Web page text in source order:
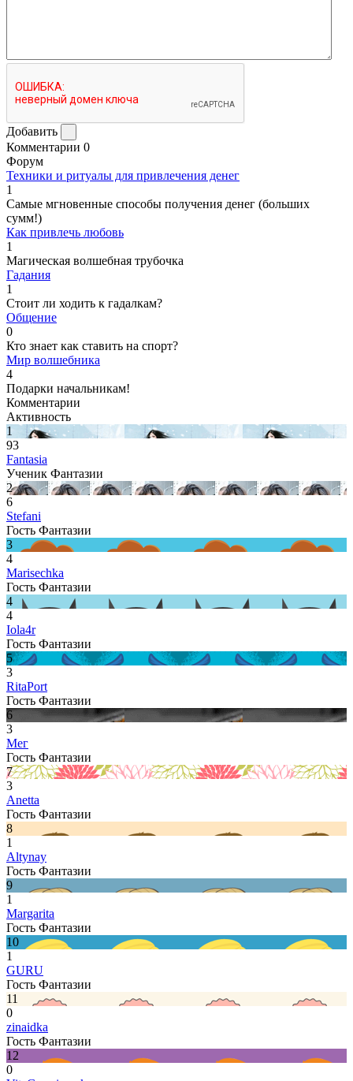
Добавить
Комментарии 0
Форум
Техники и ритуалы для привлечения денег
1
Самые мгновенные способы получения денег (больших
сумм!)
Как привлечь любовь
1
Магическая волшебная трубочка
Гадания
1
Стоит ли ходить к гадалкам?
Общение
0
Кто знает как ставить на спорт?
Мир волшебника
4
Подарки начальникам!
Комментарии
Активность
1
93
Fantasia
Ученик Фантазии
2
6
Stefani
Гость Фантазии
3
4
Marisechka
Гость Фантазии
4
4
Iola4r
Гость Фантазии
5
3
RitaPort
Гость Фантазии
6
3
Мег
Гость Фантазии
7
3
Anetta
Гость Фантазии
8
1
Altynay
Гость Фантазии
9
1
Margarita
Гость Фантазии
10
1
GURU
Гость Фантазии
11
0
zinaidka
Гость Фантазии
12
0